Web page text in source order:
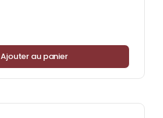
Ajouter au panier